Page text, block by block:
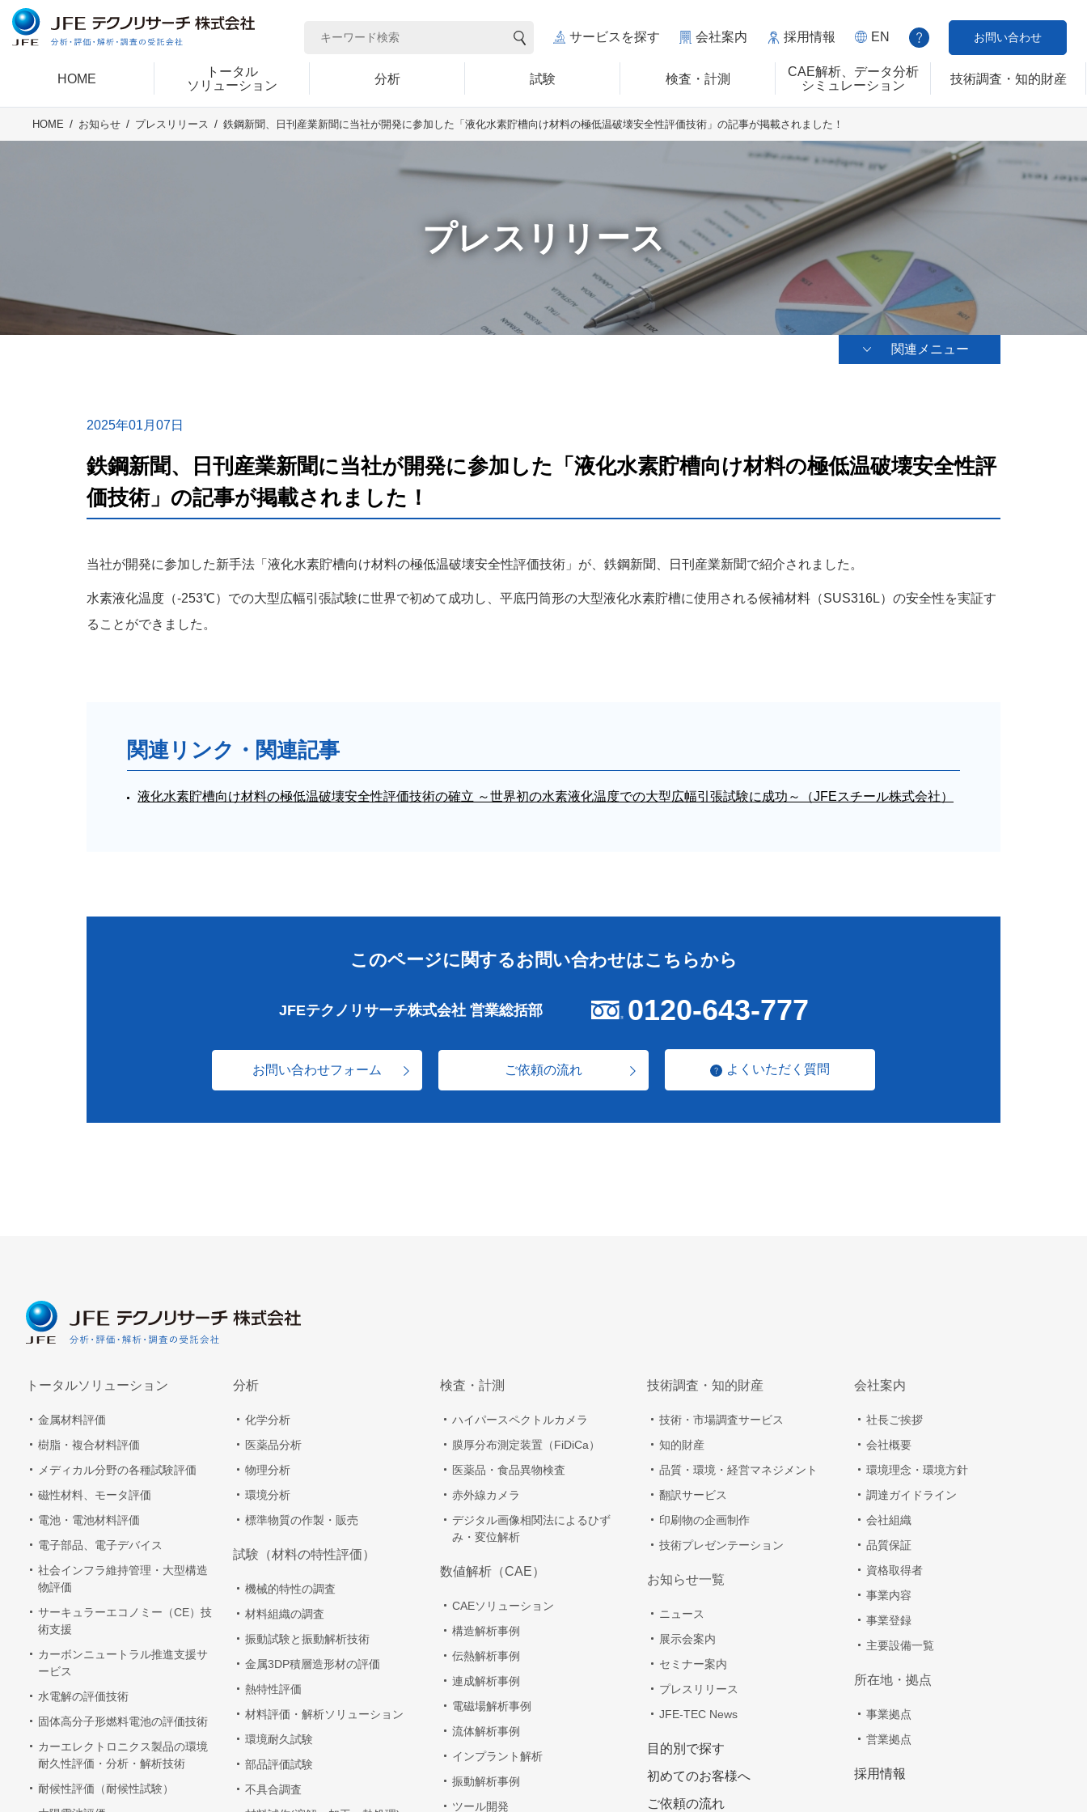
HOME
トータル
ソリューション
分析 試験 検査・計測
CAE解析、データ分析
シミュレーション
技術調査・知的財産
サービスを探す 会社案内 採用情報 EN お問い合わせ
HOME お知らせ プレスリリース 鉄鋼新聞、日刊産業新聞に当社が開発に参加した「液化水素貯槽向け材料の極低温破壊安全性評価技術」の記事が掲載されました！
プレスリリース
関連メニュー
2025年01月07日
鉄鋼新聞、日刊産業新聞に当社が開発に参加した「液化水素貯槽向け材料の極低温破壊安全性評
価技術」の記事が掲載されました！
当社が開発に参加した新手法「液化水素貯槽向け材料の極低温破壊安全性評価技術」が、鉄鋼新聞、日刊産業新聞で紹介されました。
水素液化温度（-253℃）での大型広幅引張試験に世界で初めて成功し、平底円筒形の大型液化水素貯槽に使用される候補材料（SUS316L）の安全性を実証す
ることができました。
関連リンク・関連記事
液化水素貯槽向け材料の極低温破壊安全性評価技術の確立 ～世界初の水素液化温度での大型広幅引張試験に成功～（JFEスチール株式会社）
このページに関するお問い合わせはこちらから
JFEテクノリサーチ株式会社 営業総括部 0120-643-777
お問い合わせフォーム ご依頼の流れ よくいただく質問
トータルソリューション
金属材料評価
樹脂・複合材料評価
メディカル分野の各種試験評価
磁性材料、モータ評価
電池・電池材料評価
電子部品、電子デバイス
社会インフラ維持管理・大型構造
物評価
サーキュラーエコノミー（CE）技
術支援
カーボンニュートラル推進支援サ
ービス
水電解の評価技術
固体高分子形燃料電池の評価技術
カーエレクトロニクス製品の環境
耐久性評価・分析・解析技術
耐候性評価（耐候性試験）
分析
化学分析
医薬品分析
物理分析
環境分析
標準物質の作製・販売
試験（材料の特性評価）
機械的特性の調査
材料組織の調査
振動試験と振動解析技術
金属3DP積層造形材の評価
熱特性評価
材料評価・解析ソリューション
環境耐久試験
部品評価試験
不具合調査
検査・計測
ハイパースペクトルカメラ
膜厚分布測定装置（FiDiCa）
医薬品・食品異物検査
赤外線カメラ
デジタル画像相関法によるひず
み・変位解析
数値解析（CAE）
CAEソリューション
構造解析事例
伝熱解析事例
連成解析事例
電磁場解析事例
流体解析事例
インプラント解析
振動解析事例
ツール開発
技術調査・知的財産
技術・市場調査サービス
知的財産
品質・環境・経営マネジメント
翻訳サービス
印刷物の企画制作
技術プレゼンテーション
お知らせ一覧
ニュース
展示会案内
セミナー案内
プレスリリース
JFE-TEC News
目的別で探す
初めてのお客様へ
ご依頼の流れ
会社案内
社長ご挨拶
会社概要
環境理念・環境方針
調達ガイドライン
会社組織
品質保証
資格取得者
事業内容
事業登録
主要設備一覧
所在地・拠点
事業拠点
営業拠点
採用情報